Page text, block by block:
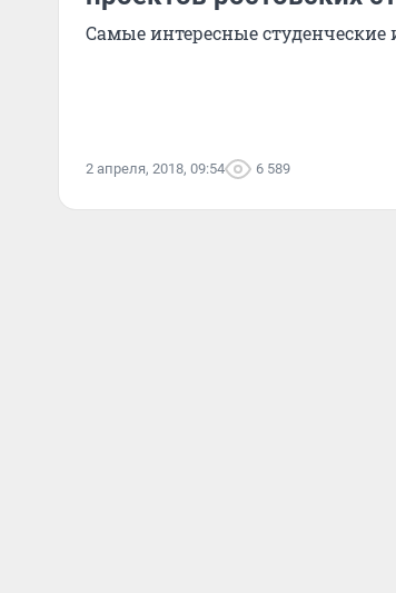
Самые интересные
2 апреля, 2018, 09:54 6 589